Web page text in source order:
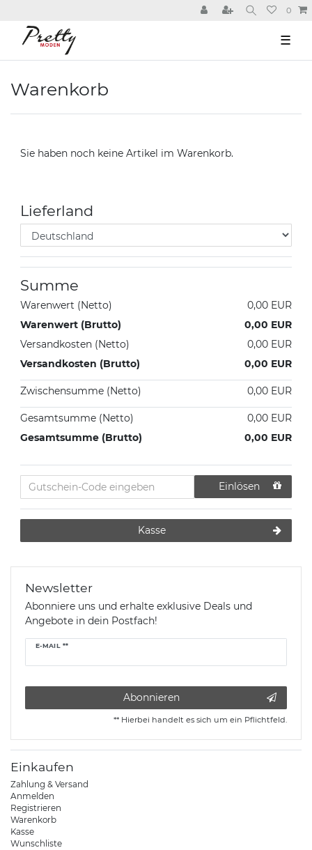
0
☰
Warenkorb
Sie haben noch keine Artikel im Warenkorb.
Lieferland
Summe
Warenwert (Netto)
0,00 EUR
Warenwert (Brutto)
0,00 EUR
Versandkosten (Netto)
0,00 EUR
Versandkosten (Brutto)
0,00 EUR
Zwischensumme (Netto) 0,00 EUR
Gesamtsumme (Netto)
0,00 EUR
Gesamtsumme (Brutto)
0,00 EUR
Einlösen
Kasse
Newsletter
Abonniere uns und erhalte exklusive Deals und
Angebote in dein Postfach!
E-MAIL **
Newsletter
Abonnieren
** Hierbei handelt es sich um ein Pflichtfeld.
Einkaufen
Zahlung & Versand
Anmelden
Registrieren
Warenkorb
Kasse
Wunschliste